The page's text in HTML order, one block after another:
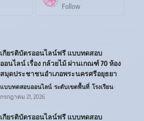
Follow
เกียรติบัตรออนไลน์ฟรี แบบทดสอบ
ออนไลน์ เรื่อง กล้วยไม้ ผ่านเกณฑ์ 70 ห้อง
สมุดประชาชนอำเภอพระนครศรีอยุธยา
แบบทดสอบออนไลน์ ระดับเขตพื้นที่ โรงเรียน
กรกฎาคม 21, 2026
เกียรติบัตรออนไลน์ฟรี แบบทดสอบ